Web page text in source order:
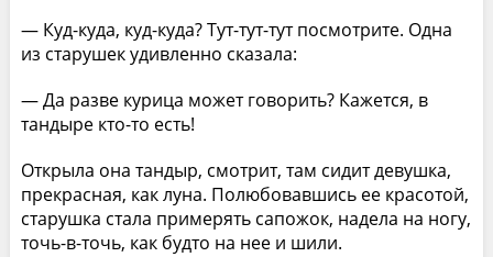
— Куд-куда, куд-куда? Тут-тут-тут посмотрите. Одна
из старушек удивленно сказала:
— Да разве курица может говорить? Кажется, в
тандыре кто-то есть!
Открыла она тандыр, смотрит, там сидит девушка,
прекрасная, как луна. Полюбовавшись ее красотой,
старушка стала примерять сапожок, надела на ногу,
точь-в-точь, как будто на нее и шили.